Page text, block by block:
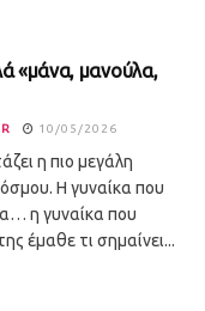
«μάνα, μανούλα,
10/05/2026
η πιο μεγάλη
Η γυναίκα που
η γυναίκα που
έμαθε τι σημαίνει...